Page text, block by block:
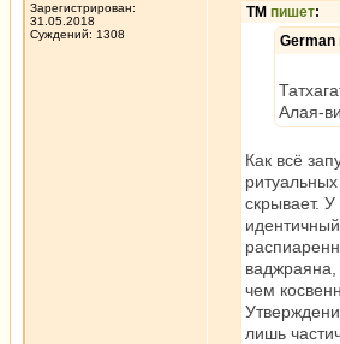
Зарегистрирован:
31.05.2018
Суждений: 1308
ТМ пишет:
German
Алая-
Как всё
скрывает.
чем
лишь